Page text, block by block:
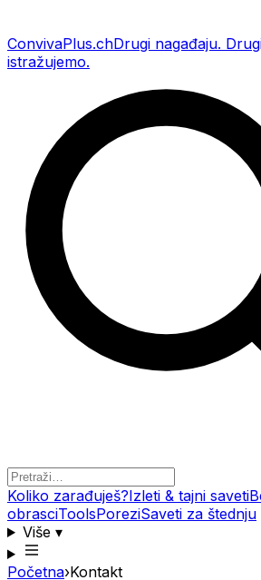
ConvivaPlus.chDrugi nagađaju.
istražujemo.
Koliko zarađuješ?Izleti & tajni saveti
obrasciToolsPoreziSaveti za štednju
Više▾
Početna›Kontakt